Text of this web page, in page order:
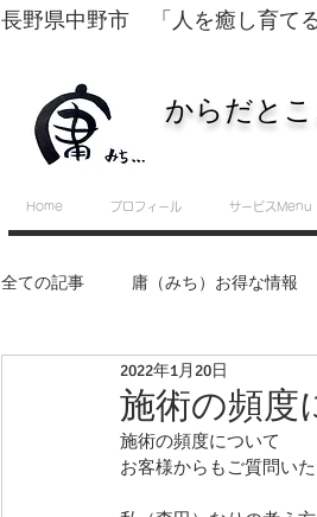
長野県中野市 「人を癒し育て
からだと
Home プロフィール サービスMenu
全ての記事 庸（みち）お得な情報
転換するために必要な５つのスキル
セルフ整体・運動教室
施術の頻度
2022年1月20日
施術の頻度について
お客様からもご質問い